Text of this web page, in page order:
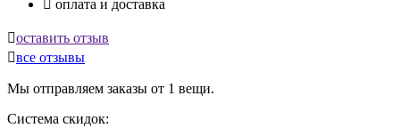
 оплата и доставка
оставить отзыв
все отзывы
Мы отправляем заказы от 1 вещи.
Система скидок: